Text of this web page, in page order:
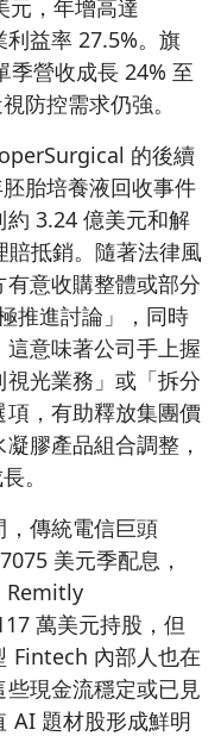
元，年增高達
益率 27.5%。旗
營收成長 24% 至
防控需求仍強。
的後續
胎培養液回收事件
3.24 億美元和解
抵銷。隨著法律風
意收購整體或部分
推進討論」，同時
意味著公司手上握
光業務」或「拆分
，有助釋放集團價
膠產品組合調整，
。
傳統電信巨頭
美元季配息，
Remitly
萬美元持股，但
Fintech 內部人也在
現金流穩定或已見
AI 題材股形成鮮明